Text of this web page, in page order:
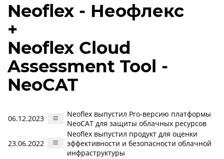
Neoflex - Неофлекс
+
Neoflex Cloud
Assessment Tool -
NeoCAT
06.12.2023
Neofleх выпустил Pro-версию платформы
NeoCAT для защиты облачных ресурсов
23.06.2022
Neoflex выпустил продукт для оценки
эффективности и безопасности облачной
инфраструктуры